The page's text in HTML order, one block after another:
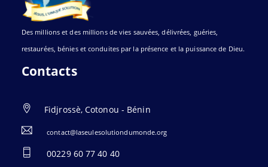
Des millions et des millions de vies sauvées, délivrées, guéries,
restaurées, bénies et conduites par la présence et la puissance de Dieu.
Contacts
Fidjrossè, Cotonou - Bénin
contact@laseulesolutiondumonde.org
00229 60 77 40 40